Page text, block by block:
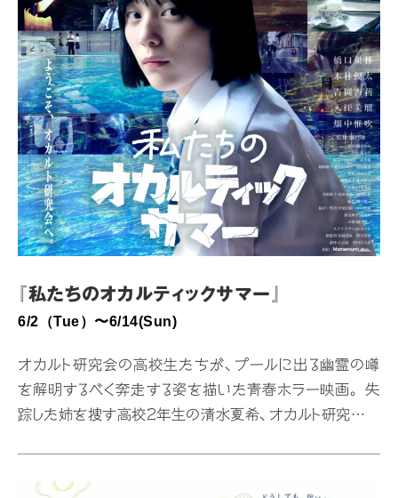
『私たちのオカルティックサマー』
6/2（Tue）〜6/14(Sun)
オカルト研究会の高校生たちが、プールに出る幽霊の噂
を解明するべく奔走する姿を描いた青春ホラー映画。 失
踪した姉を捜す高校2年生の清水夏希、オカルト研究会の
人は「プールに幽霊が出る」という噂について確かめるべく